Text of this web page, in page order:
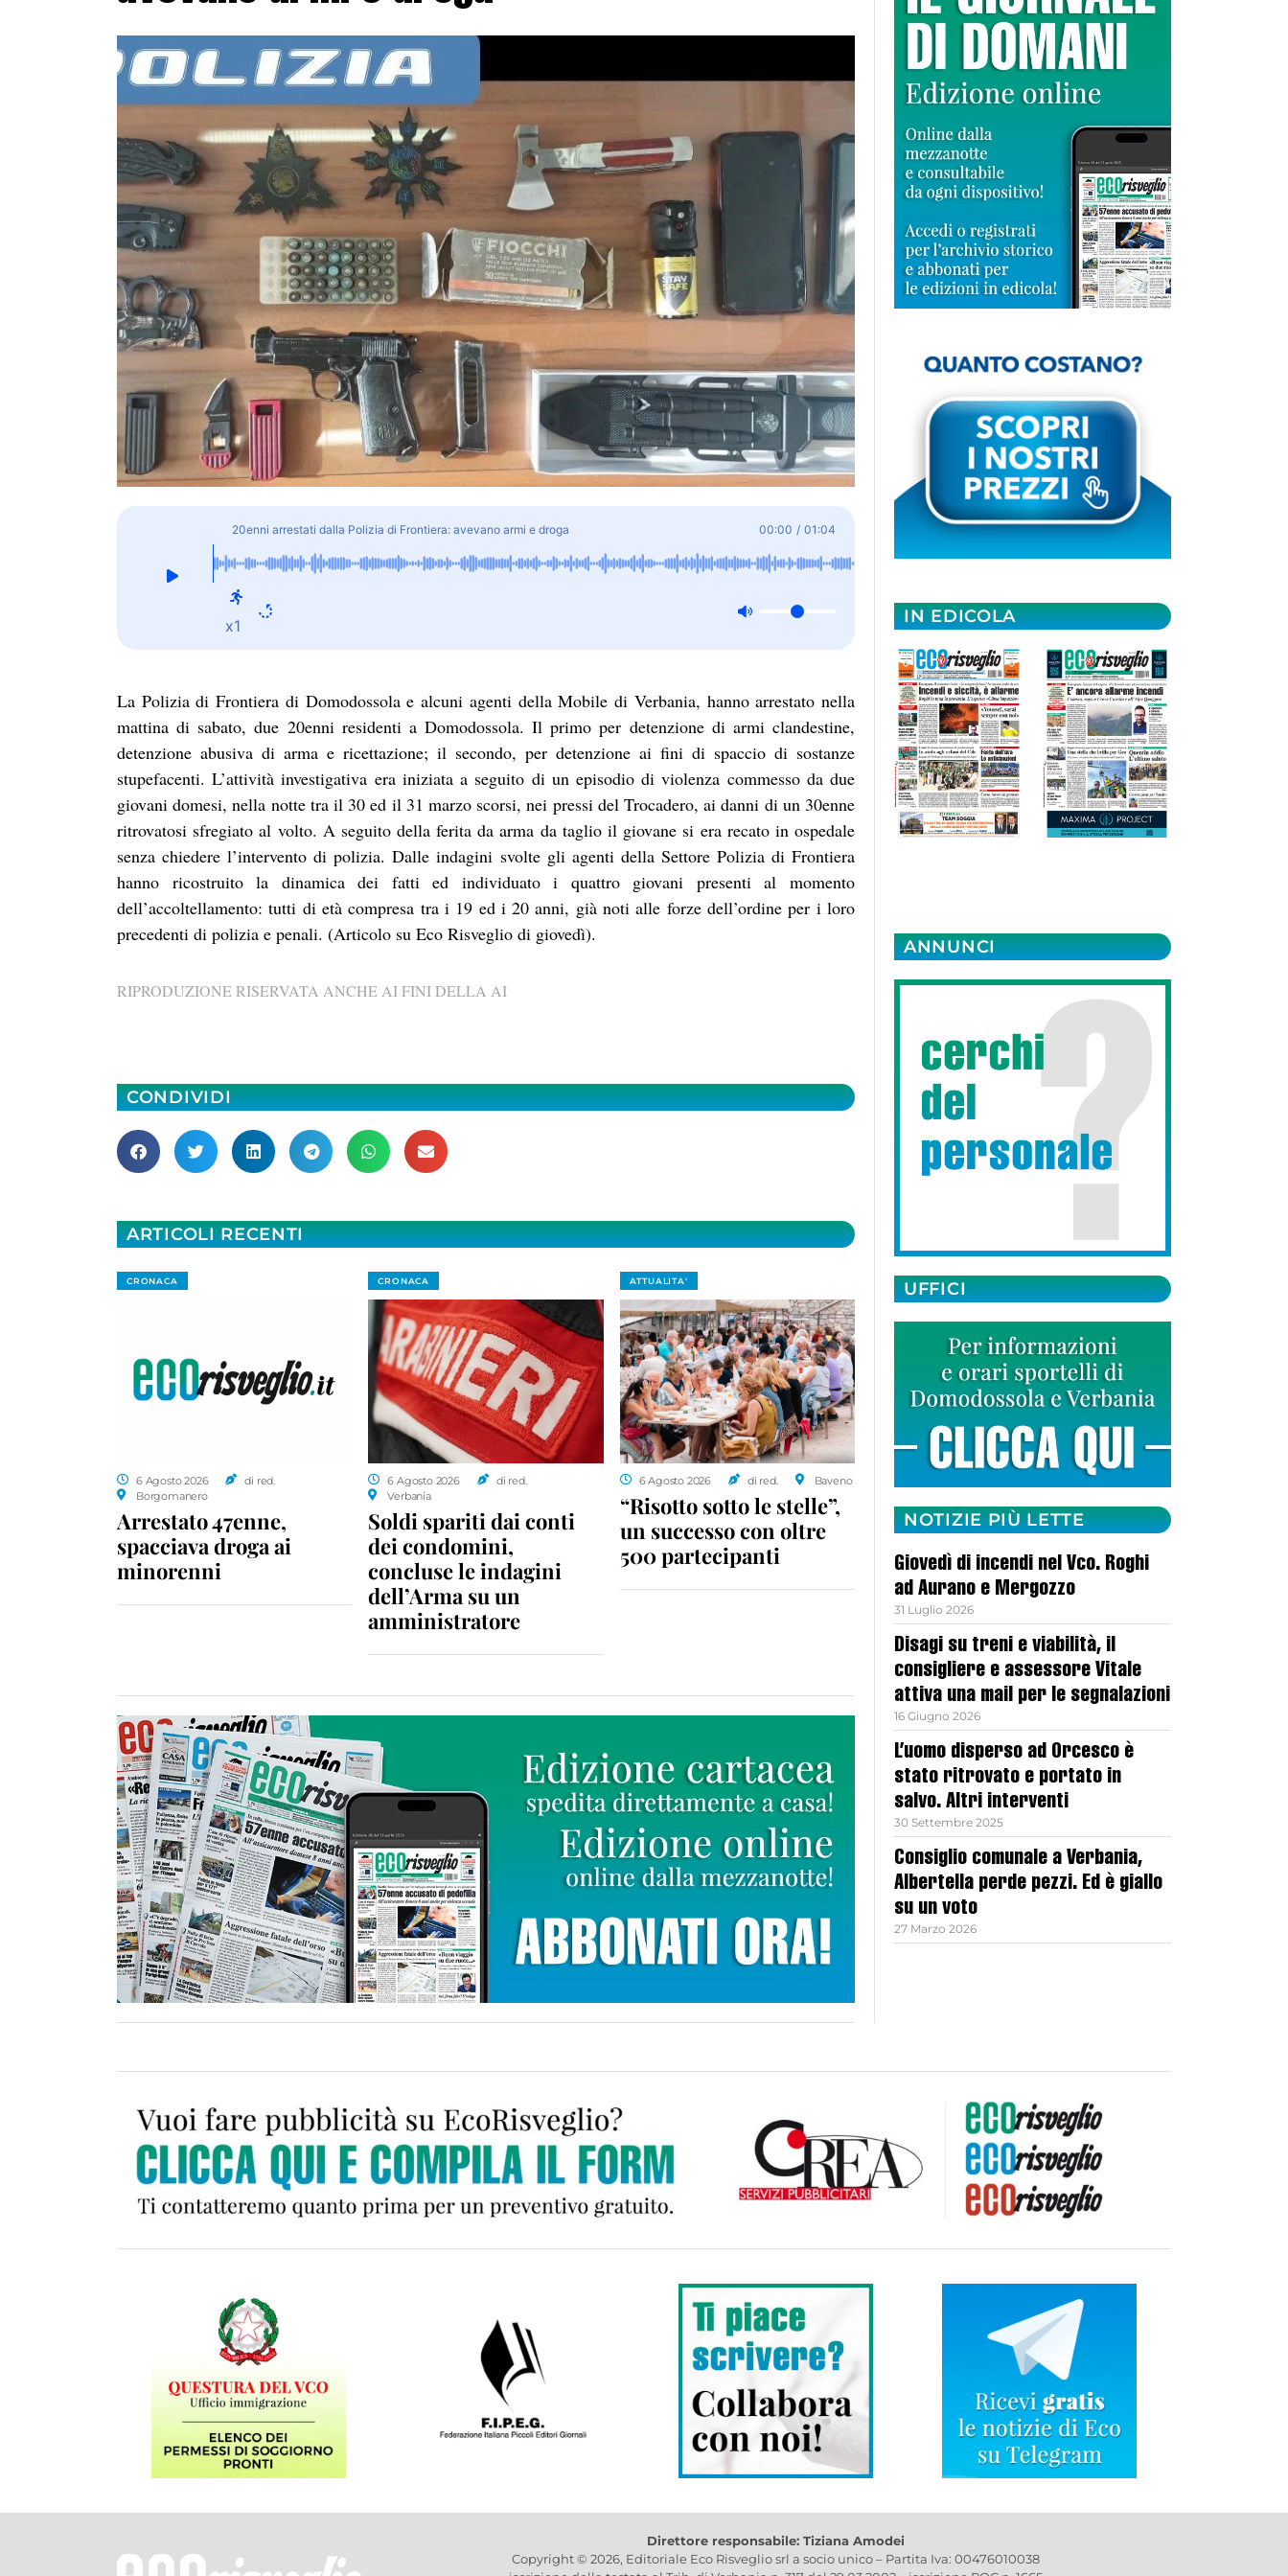
20enni arrestati dalla Polizia di Frontiera: avevano armi e droga 00:00 / 01:04
x1
La Polizia di Frontiera di Domodossola e alcuni agenti della Mobile di Verbania, hanno arrestato nella
mattina di sabato, due 20enni residenti a Domodossola. Il primo per detenzione di armi clandestine,
detenzione abusiva di arma e ricettazione; il secondo, per detenzione ai fini di spaccio di sostanze
stupefacenti. L’attività investigativa era iniziata a seguito di un episodio di violenza commesso da due
giovani domesi, nella notte tra il 30 ed il 31 marzo scorsi, nei pressi del Trocadero, ai danni di un 30enne
ritrovatosi sfregiato al volto. A seguito della ferita da arma da taglio il giovane si era recato in ospedale
senza chiedere l’intervento di polizia. Dalle indagini svolte gli agenti della Settore Polizia di Frontiera
hanno ricostruito la dinamica dei fatti ed individuato i quattro giovani presenti al momento
dell’accoltellamento: tutti di età compresa tra i 19 ed i 20 anni, già noti alle forze dell’ordine per i loro
precedenti di polizia e penali. (Articolo su Eco Risveglio di giovedì).
RIPRODUZIONE RISERVATA ANCHE AI FINI DELLA AI
CONDIVIDI
ARTICOLI RECENTI
CRONACA
6 Agosto 2026
di red.
Borgomanero
Arrestato 47enne,
spacciava droga ai
minorenni
CRONACA
6 Agosto 2026
di red.
Verbania
Soldi spariti dai conti
dei condomini,
concluse le indagini
dell’Arma su un
amministratore
ATTUALITA'
6 Agosto 2026 di red. Baveno
“Risotto sotto le stelle”,
un successo con oltre
500 partecipanti
IN EDICOLA
ANNUNCI
UFFICI
NOTIZIE PIÙ LETTE
Giovedì di incendi nel Vco. Roghi
ad Aurano e Mergozzo
31 Luglio 2026
Disagi su treni e viabilità, il
consigliere e assessore Vitale
attiva una mail per le segnalazioni
16 Giugno 2026
L’uomo disperso ad Orcesco è
stato ritrovato e portato in
salvo. Altri interventi
30 Settembre 2025
Consiglio comunale a Verbania,
Albertella perde pezzi. Ed è giallo
su un voto
27 Marzo 2026
Direttore responsabile: Tiziana Amodei
Copyright © 2026, Editoriale Eco Risveglio srl a socio unico – Partita Iva: 00476010038